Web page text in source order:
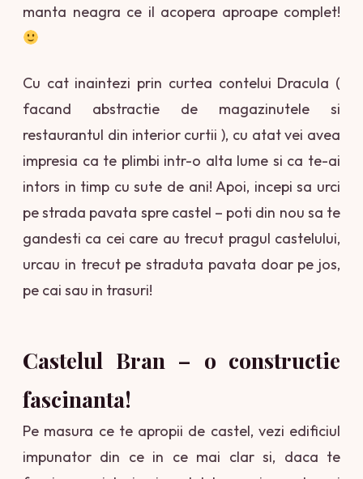
manta neagra ce il acopera aproape complet!
Cu cat inaintezi prin curtea contelui Dracula (
facand abstractie de magazinutele si
restaurantul din interior curtii ), cu atat vei avea
impresia ca te plimbi intr-o alta lume si ca te-ai
intors in timp cu sute de ani! Apoi, incepi sa urci
pe strada pavata spre castel – poti din nou sa te
gandesti ca cei care au trecut pragul castelului,
urcau in trecut pe straduta pavata doar pe jos,
pe cai sau in trasuri!
Castelul Bran – o constructie
fascinanta!
Pe masura ce te apropii de castel, vezi edificiul
impunator din ce in ce mai clar si, daca te